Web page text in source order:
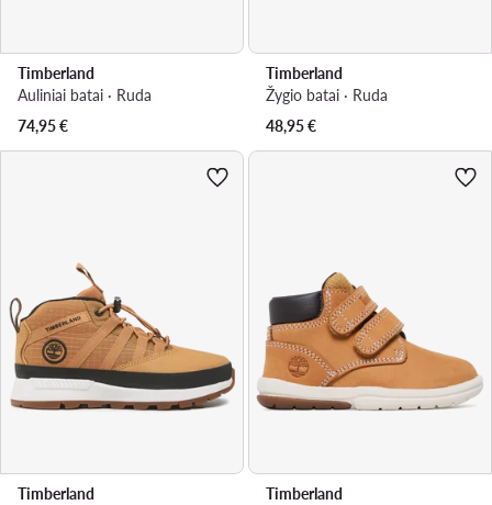
Timberland
Auliniai batai · Ruda
74,95€
Timberland
Žygio batai · Ruda
48,95€
Timberland
Timberland